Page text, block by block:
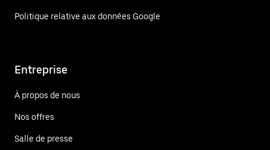
Politique relative aux données Google
Entreprise
À propos de nous
Nos offres
Salle de presse